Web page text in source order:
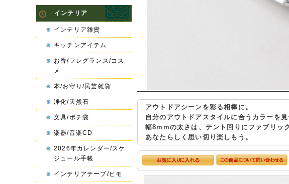
アウトドアシーンを彩る相棒に。
自分のアウトドアスタイルに合うカラーを見
幅8mmの太さは、テント回りにファブリッ
あなたらしく思い切り楽しもう。
インテリア
インテリア雑貨
キッチンアイテム
お香/フレグランス/コス
メ
本/お守り/民芸雑貨
浄化/天然石
文具/ポチ袋
楽器/音楽CD
2026年カレンダー/スケ
ジュール手帳
インテリアテープ/ヒモ